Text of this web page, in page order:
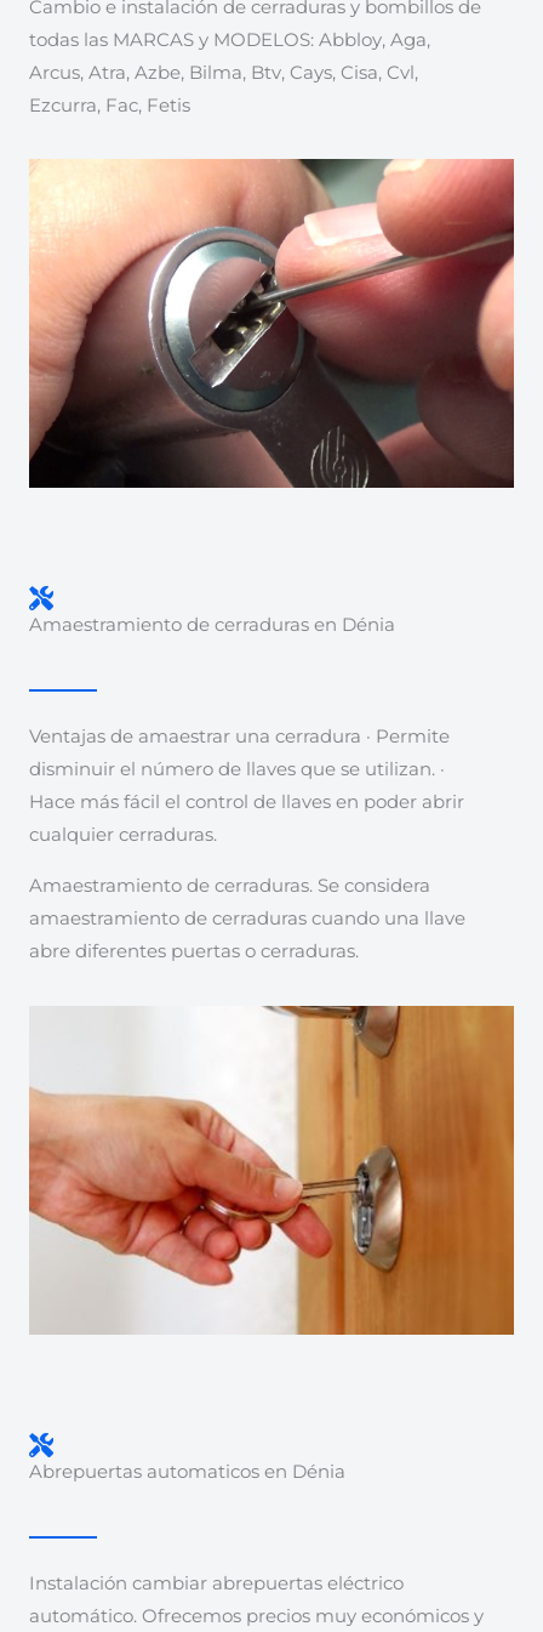
Cambio e instalación de cerraduras y bombillos de
todas las MARCAS y MODELOS: Abbloy, Aga,
Arcus, Atra, Azbe, Bilma, Btv, Cays, Cisa, Cvl,
Ezcurra, Fac, Fetis
Amaestramiento de cerraduras en Dénia
Ventajas de amaestrar una cerradura · Permite
disminuir el número de llaves que se utilizan. ·
Hace más fácil el control de llaves en poder abrir
cualquier cerraduras.
Amaestramiento de cerraduras. Se considera
amaestramiento de cerraduras cuando una llave
abre diferentes puertas o cerraduras.
Abrepuertas automaticos en Dénia
Instalación cambiar abrepuertas eléctrico
automático. Ofrecemos precios muy económicos y